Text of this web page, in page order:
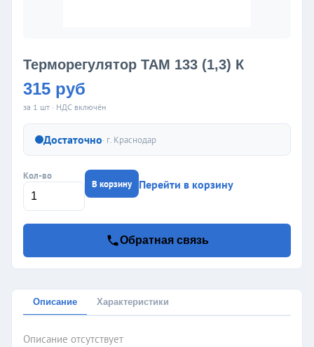
Терморегулятор ТАМ 133 (1,3) К
315 руб
за 1 шт · НДС включён
Достаточно· г. Краснодар
Кол-во
В корзину Перейти в корзину
Обратная связь
Описание Характеристики
Описание отсутствует